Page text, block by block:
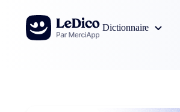
Aller au contenu
Dictionnaire